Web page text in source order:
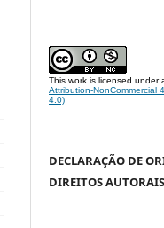
This work is licensed under
Attribution-NonCommercial
4.0)
DECLARAÇÃO DE
DIREITOS AUTORAIS